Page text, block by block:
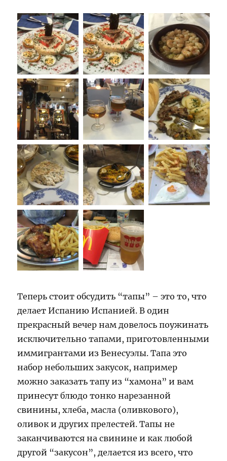
Теперь стоит обсудить “тапы” – это то, что
делает Испанию Испанией. В один
прекрасный вечер нам довелось поужинать
исключительно тапами, приготовленными
иммигрантами из Венесуэлы. Тапа это
набор небольших закусок, например
можно заказать тапу из “хамона” и вам
принесут блюдо тонко нарезанной
свинины, хлеба, масла (оливкового),
оливок и других прелестей. Тапы не
заканчиваются на свинине и как любой
другой “закусон”, делается из всего, что